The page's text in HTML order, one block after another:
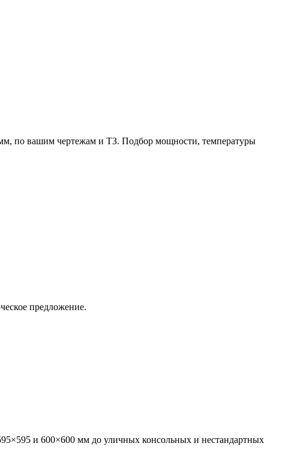
по вашим чертежам и ТЗ. Подбор мощности, температуры
предложение.
и 600×600 мм до уличных консольных и нестандартных